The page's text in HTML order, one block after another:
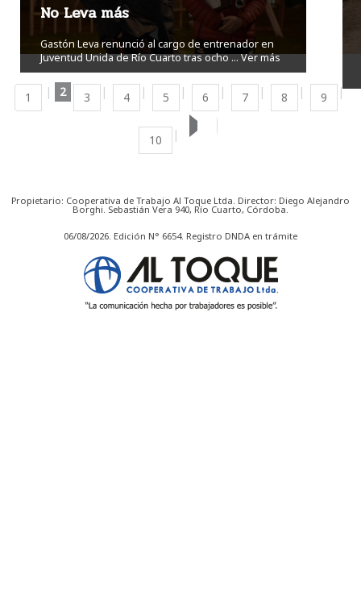
No Leva más
Gastón Leva renunció al cargo de entrenador en
Juventud Unida de Río Cuarto tras ocho ...Ver más
1 2 3 4 5 6 7 8 9
10
Propietario: Cooperativa de Trabajo Al Toque Ltda. Director: Diego Alejandro
Borghi. Sebastián Vera 940, Río Cuarto, Córdoba.
06/08/2026. Edición N° 6654. Registro DNDA en trámite